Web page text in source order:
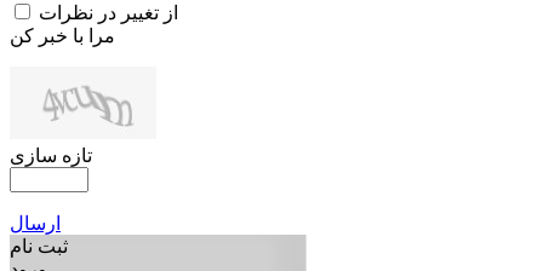
از تغییر در نظرات
مرا با خبر کن
تازه سازی
ارسال
ثبت نام